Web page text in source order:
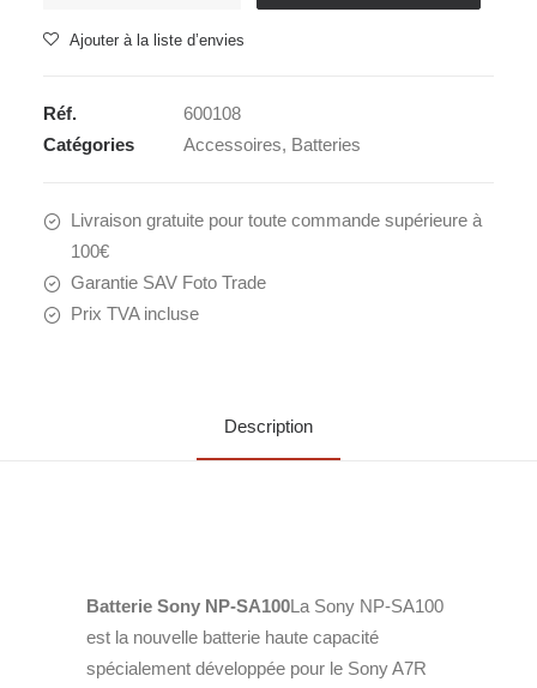
SONY
Ajouter à la liste d’envies
Réf.
600108
Catégories
Accessoires, Batteries
Livraison gratuite pour toute commande supérieure à
100€
Garantie SAV Foto Trade
Prix TVA incluse
Description
Batterie Sony NP-SA100La Sony NP-SA100
est la nouvelle batterie haute capacité
spécialement développée pour le Sony A7R